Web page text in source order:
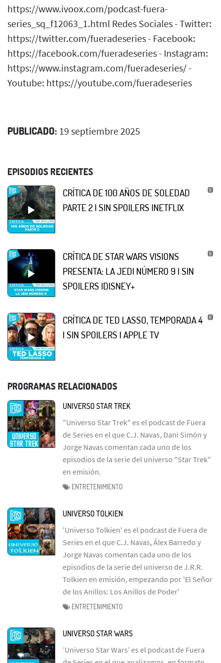
https://www.ivoox.com/podcast-fuera-
series_sq_f12063_1.html Redes Sociales - Twitter:
https://twitter.com/fueradeseries - Facebook:
https://facebook.com/fueradeseries - Instagram:
https://www.instagram.com/fueradeseries/ -
Youtube: https://youtube.com/fueradeseries
PUBLICADO: 19 septiembre 2025
EPISODIOS RECIENTES
CRÍTICA DE 100 AÑOS DE SOLEDAD
PARTE 2 | SIN SPOILERS |NETFLIX
CRÍTICA DE STAR WARS VISIONS
PRESENTA: LA JEDI NÚMERO 9 | SIN
SPOILERS |DISNEY+
CRÍTICA DE TED LASSO, TEMPORADA 4
| SIN SPOILERS | APPLE TV
PROGRAMAS RELACIONADOS
UNIVERSO STAR TREK
"Universo Star Trek" es el podcast de Fuera
de Series en el que C.J. Navas, Dani Simón y
Jorge Navas comentan cada uno de los
episodios de la serie del universo "Star Trek"
en emisión.
ENTRETENIMIENTO
UNIVERSO TOLKIEN
'Universo Tolkien' es el podcast de Fuera de
Series en el que C.J. Navas, Álex Barredo y
Jorge Navas comentan cada uno de los
episodios de la serie del universo de J.R.R.
Tolkien en emisión, empezando por 'El Señor
de los Anillos: Los Anillos de Poder'
ENTRETENIMIENTO
UNIVERSO STAR WARS
’Universo Star Wars’ es el podcast de Fuera